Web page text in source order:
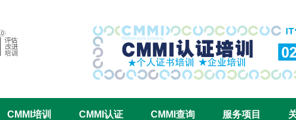
CMMI认证咨询中心官网
CMMI培训 CMMI认证 CMMI查询 服务项目